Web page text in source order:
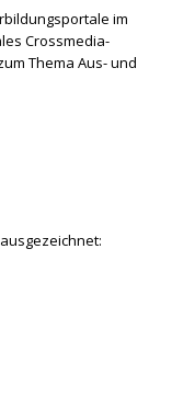
im
Crossmedia-
Thema Aus- und